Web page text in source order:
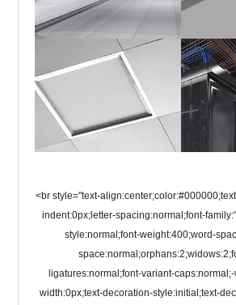
<br style="text-
indent:0px;letter-spacing:normal;font-
style:normal;font-weight:400;word-
ligatures:normal;font-variant-
width:0px;text-decoration-style:initial;text-